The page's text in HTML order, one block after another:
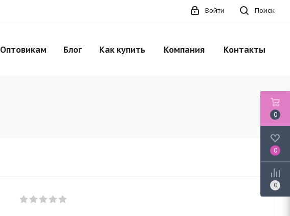
Поиск
Войти
Оптовикам Блог Как купить Компания Контакты
0
0
0